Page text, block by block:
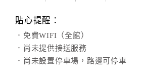
貼心提醒：
．免費WIFI（全館）
．尚未提供接送服務
．尚未設置停車場，路邊可停車